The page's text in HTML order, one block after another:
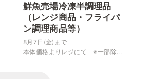
鮮魚売場冷凍半調理品
（レンジ商品・フライパ
ン調理商品等）
8月7日(金)まで
本体価格よりレジにて ※一部除...